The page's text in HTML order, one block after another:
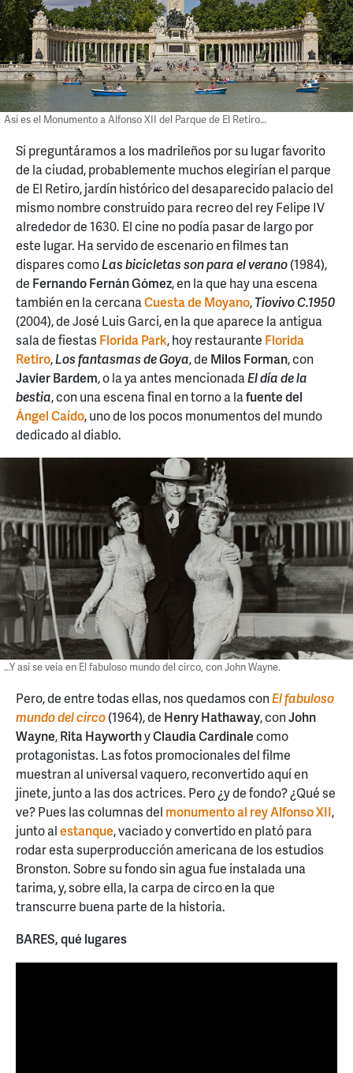
Así es el Monumento a Alfonso XII del Parque de El Retiro…
Si preguntáramos a los madrileños por su lugar favorito
de la ciudad, probablemente muchos elegirían el parque
de El Retiro, jardín histórico del desaparecido palacio del
mismo nombre construido para recreo del rey Felipe IV
alrededor de 1630. El cine no podía pasar de largo por
este lugar. Ha servido de escenario en filmes tan
dispares comoLas bicicletas son para el verano(1984),
de Fernando Fernán Gómez, en la que hay una escena
también en la cercanaCuesta de Moyano,Tiovivo C.1950
(2004), de José Luis Garci, en la que aparece la antigua
sala de fiestas Florida Park, hoy restaurante Florida
Retiro,Los fantasmas de Goya, de Milos Forman, con
Javier Bardem, o la ya antes mencionadaEl día de la
bestia, con una escena final en torno a lafuente del
Ángel Caído, uno de los pocos monumentos del mundo
dedicado al diablo.
…Y así se veía en El fabuloso mundo del circo, con John Wayne.
Pero, de entre todas ellas, nos quedamos conEl fabuloso
mundo del circo(1964), de Henry Hathaway, conJohn
Wayne,Rita HayworthyClaudia Cardinalecomo
protagonistas. Las fotos promocionales del filme
muestran al universal vaquero, reconvertido aquí en
jinete, junto a las dos actrices. Pero ¿y de fondo? ¿Qué se
ve? Pues las columnas del monumento al rey Alfonso XII,
junto alestanque, vaciado y convertido en plató para
rodar esta superproducción americana de los estudios
Bronston. Sobre su fondo sin agua fue instalada una
tarima, y, sobre ella, la carpa de circo en la que
transcurre buena parte de la historia.
BARES, qué lugares